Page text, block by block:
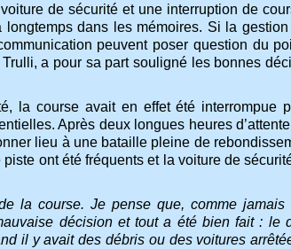
de sécurité et une interruption de
dans les mémoires. Si la
peuvent poser question du
a pour sa part souligné les bonnes
la course avait en effet été interrompue
Après deux longues heures
lieu à une bataille pleine de
ont été fréquents et la voiture de
la course. Je pense que, comme jamais
décision et tout a été bien fait : le
il y avait des débris ou des voitures